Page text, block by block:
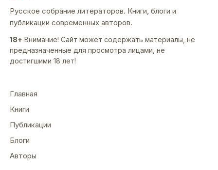
Русское собрание литераторов. Книги, блоги и
публикации современных авторов.
18+ Внимание! Сайт может содержать материалы, не
предназначенные для просмотра лицами, не
достигшими 18 лет!
Главная
Книги
Публикации
Блоги
Авторы